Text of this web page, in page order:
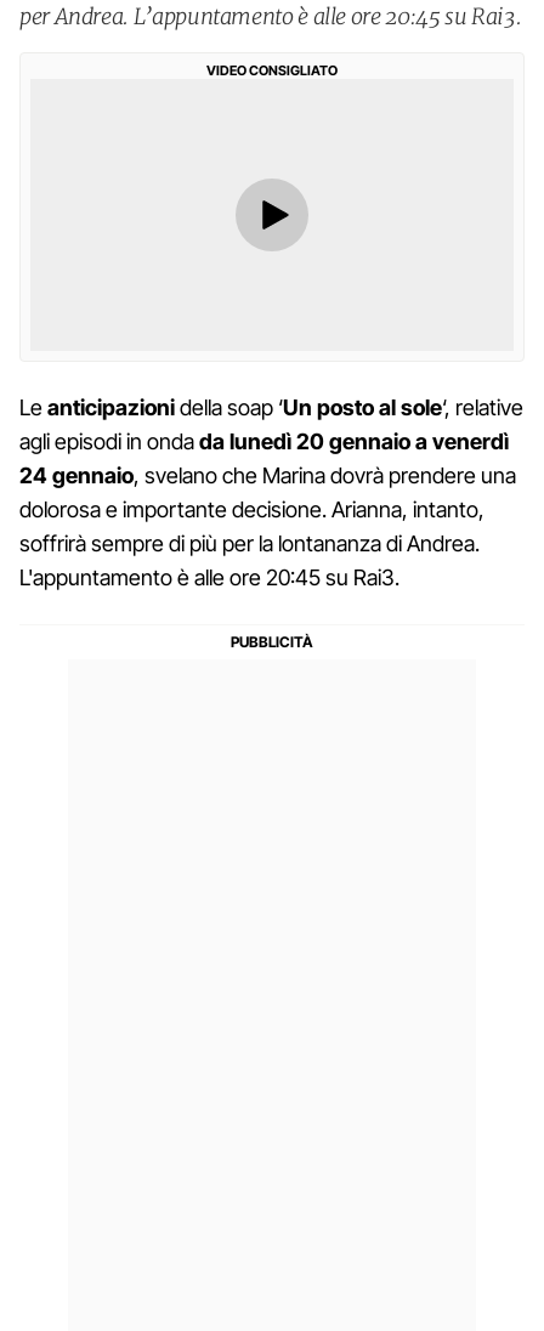
per Andrea. L’appuntamento è alle ore 20:45 su Rai3.
VIDEO CONSIGLIATO
Leanticipazionidella soap ‘Un posto al sole‘, relative
agli episodi in ondada lunedì 20 gennaio a venerdì
24 gennaio, svelano che Marina dovrà prendere una
dolorosa e importante decisione. Arianna, intanto,
soffrirà sempre di più per la lontananza di Andrea.
L'appuntamento è alle ore 20:45 su Rai3.